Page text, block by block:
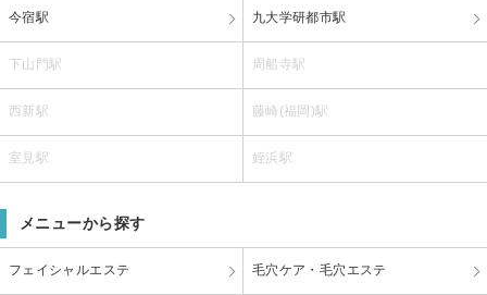
今宿駅 九大学研都市駅
下山門駅 周船寺駅
西新駅 藤崎(福岡)駅
室見駅 姪浜駅
メニューから探す
フェイシャルエステ 毛穴ケア・毛穴エステ